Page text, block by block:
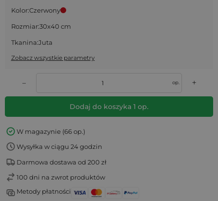
Kolor:Czerwony
Rozmiar:30x40 cm
Tkanina:Juta
Zobacz wszystkie parametry
– op. +
Dodaj do koszyka 1 op.
W magazynie (66 op.)
Wysyłka w ciągu 24 godzin
Darmowa dostawa od 200 zł
100 dni na zwrot produktów
Metody płatności